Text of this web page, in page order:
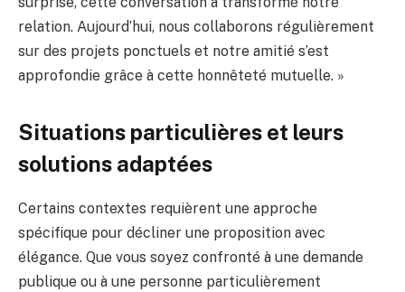
relation. Aujourd’hui, nous collaborons régulièrement
sur des projets ponctuels et notre amitié s’est
approfondie grâce à cette honnêteté mutuelle. »
Situations particulières et leurs
solutions adaptées
Certains contextes requièrent une approche
spécifique pour décliner une proposition avec
élégance. Que vous soyez confronté à une demande
publique ou à une personne particulièrement